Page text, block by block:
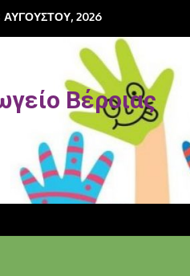
2026
Βέροιας